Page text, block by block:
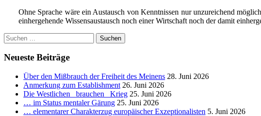
Ohne Sprache wäre ein Austausch von Kenntnissen nur unzureichend
einhergehende Wissensaustausch noch einer Wirtschaft noch der damit
Suchen
nach:
Neueste Beiträge
Über den Mißbrauch der Freiheit des Meinens 28. Juni 2026
Anmerkung zum Establishment 26. Juni 2026
Die Westlichen _brauchen_ Krieg 25. Juni 2026
… im Status mentaler Gärung 25. Juni 2026
… elementarer Charakterzug europäischer Exzeptionalisten 5. Juni 2026